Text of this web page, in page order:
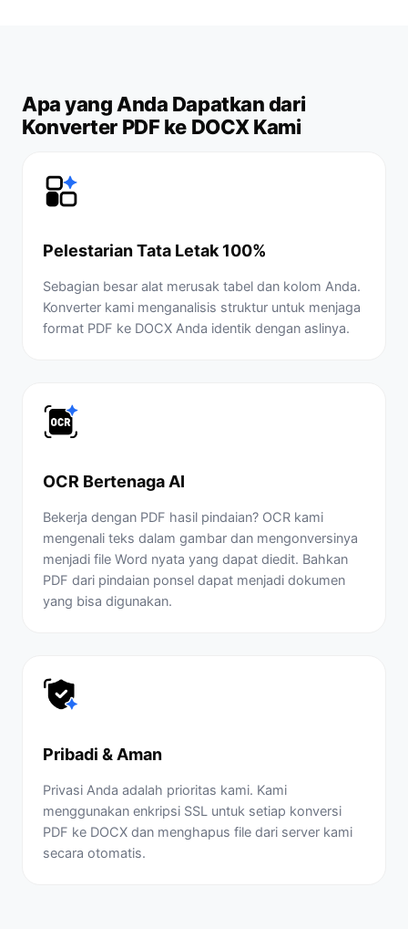
Apa yang Anda Dapatkan dari
Konverter PDF ke DOCX Kami
Pelestarian Tata Letak 100%
Sebagian besar alat merusak tabel dan kolom Anda.
Konverter kami menganalisis struktur untuk menjaga
format PDF ke DOCX Anda identik dengan aslinya.
OCR Bertenaga AI
Bekerja dengan PDF hasil pindaian? OCR kami
mengenali teks dalam gambar dan mengonversinya
menjadi file Word nyata yang dapat diedit. Bahkan
PDF dari pindaian ponsel dapat menjadi dokumen
yang bisa digunakan.
Pribadi & Aman
Privasi Anda adalah prioritas kami. Kami
menggunakan enkripsi SSL untuk setiap konversi
PDF ke DOCX dan menghapus file dari server kami
secara otomatis.